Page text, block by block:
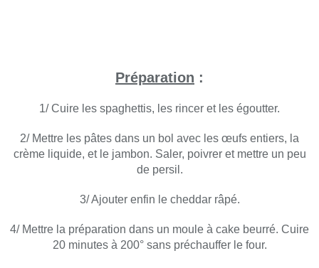
Préparation :
1/ Cuire les spaghettis, les rincer et les égoutter.
2/ Mettre les pâtes dans un bol avec les œufs entiers, la
crème liquide, et le jambon. Saler, poivrer et mettre un peu
de persil.
3/ Ajouter enfin le cheddar râpé.
4/ Mettre la préparation dans un moule à cake beurré. Cuire
20 minutes à 200° sans préchauffer le four.